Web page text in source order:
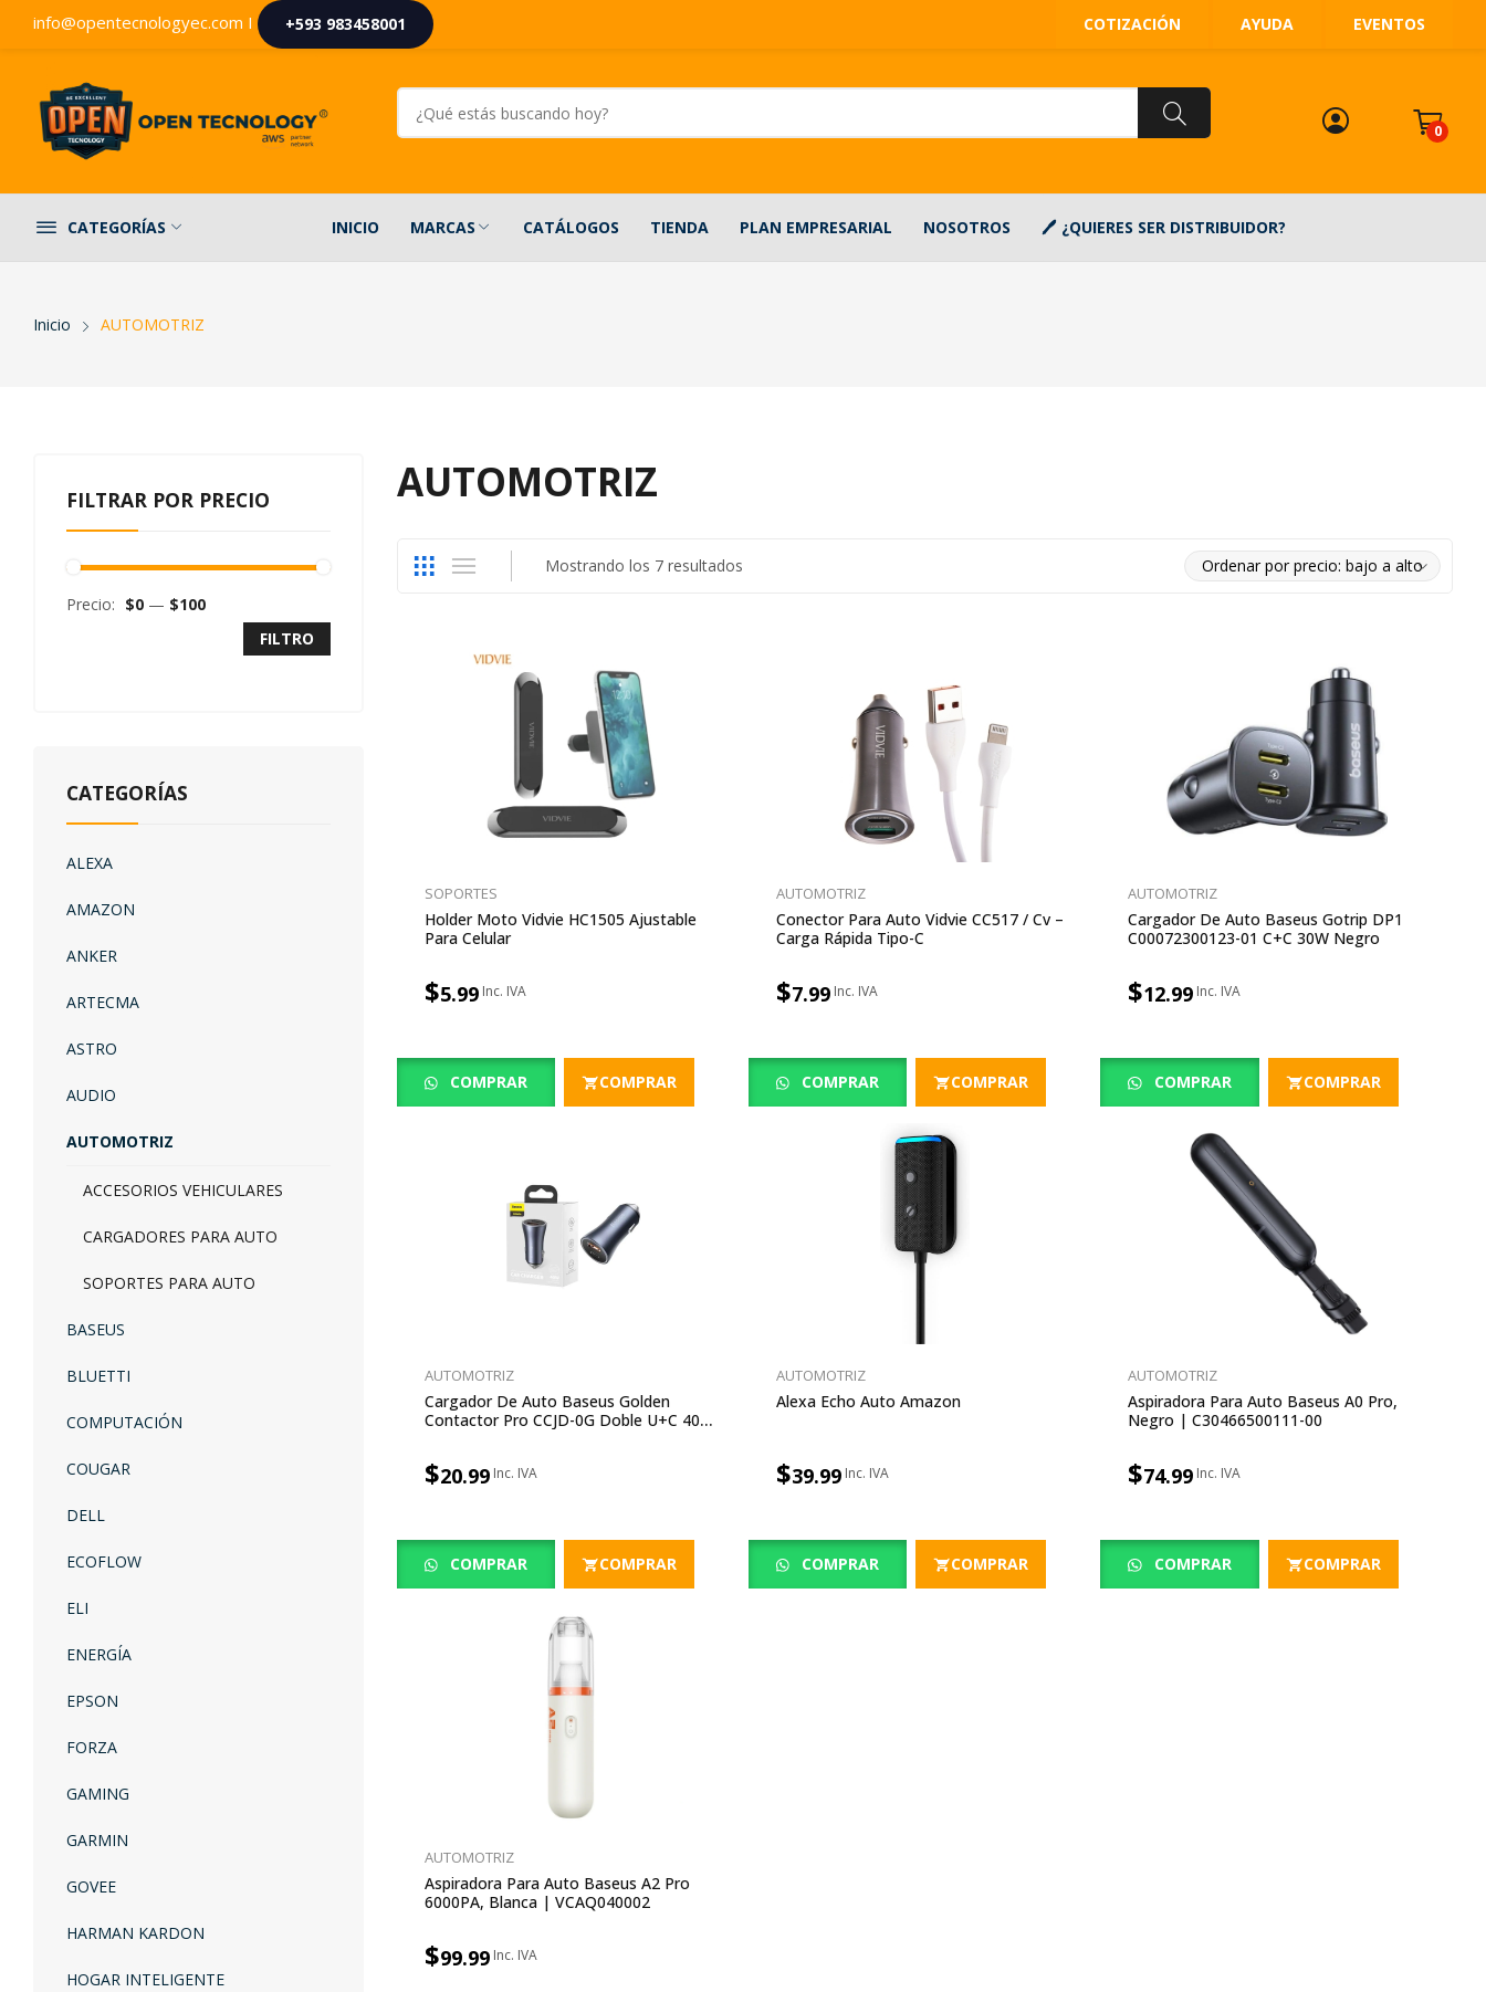
info@opentecnologyec.com I +593 983458001 COTIZACIÓN AYUDA EVENTOS
0
CATEGORÍAS INICIO MARCAS CATÁLOGOS TIENDA PLAN EMPRESARIAL NOSOTROS ¿QUIERES SER DISTRIBUIDOR?
Inicio AUTOMOTRIZ
AUTOMOTRIZ
Mostrando los 7 resultadosOrdenado
SOPORTES
Holder Moto Vidvie HC1505 Ajustable
Para Celular
$5.99
COMPRAR COMPRAR
AUTOMOTRIZ
Conector Para Auto Vidvie CC517 / Cv –
Carga Rápida Tipo-C
$7.99
COMPRAR COMPRAR
AUTOMOTRIZ
Cargador De Auto Baseus Gotrip DP1
C00072300123-01 C+c 30W Negro
$12.99
COMPRAR COMPRAR
AUTOMOTRIZ
Cargador De Auto Baseus Golden
Contactor Pro CCJD-0G Doble U+c 40W
$20.99
COMPRAR COMPRAR
AUTOMOTRIZ
Alexa Echo Auto Amazon
$39.99
COMPRAR COMPRAR
AUTOMOTRIZ
Aspiradora Para Auto Baseus A0 Pro,
Negro | C30466500111-00
$74.99
COMPRAR COMPRAR
AUTOMOTRIZ
Aspiradora Para Auto Baseus A2 Pro
6000PA, Blanca | VCAQ040002
$99.99
FILTRAR POR PRECIO
Precio: $0 — $100
FILTRO
CATEGORÍAS
ALEXA
AMAZON
ANKER
ARTECMA
ASTRO
AUDIO
AUTOMOTRIZ
ACCESORIOS VEHICULARES
CARGADORES PARA AUTO
SOPORTES PARA AUTO
BASEUS
BLUETTI
COMPUTACIÓN
COUGAR
DELL
ECOFLOW
ELI
ENERGÍA
EPSON
FORZA
GAMING
GARMIN
GOVEE
HARMAN KARDON
HOGAR INTELIGENTE